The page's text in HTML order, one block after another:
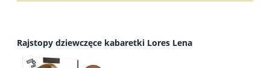
Rajstopy dziewczęce kabaretki Lores Lena